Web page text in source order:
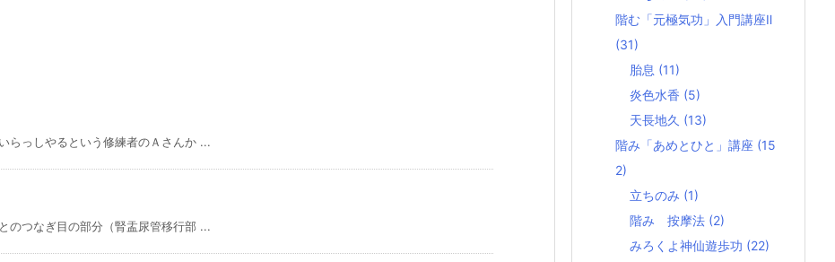
らっしやるという修練者のＡさんか ...
のつなぎ目の部分（腎盂尿管移行部 ...
階む「元極気功」入門講座Ⅱ
(31)
胎息 (11)
炎色水香 (5)
天長地久 (13)
階み「あめとひと」講座 (15
2)
立ちのみ (1)
階み 按摩法 (2)
みろくよ神仙遊歩功 (22)